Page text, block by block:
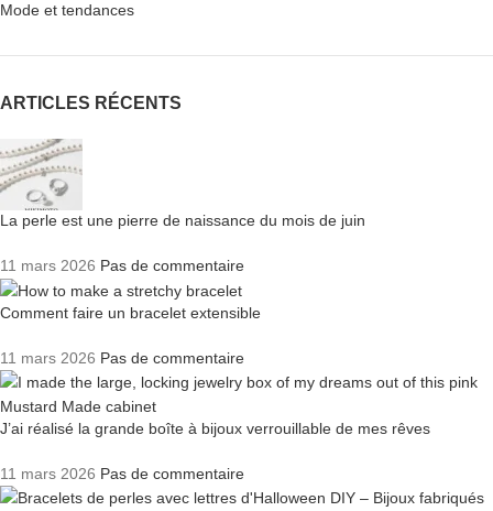
Mode et tendances
ARTICLES RÉCENTS
La perle est une pierre de naissance du mois de juin
11 mars 2026 Pas de commentaire
Comment faire un bracelet extensible
11 mars 2026 Pas de commentaire
J’ai réalisé la grande boîte à bijoux verrouillable de mes rêves
11 mars 2026 Pas de commentaire